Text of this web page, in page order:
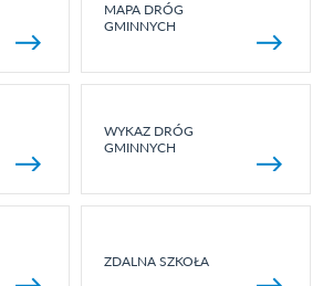
MAPA DRÓG
GMINNYCH
WYKAZ DRÓG
GMINNYCH
ZDALNA SZKOŁA